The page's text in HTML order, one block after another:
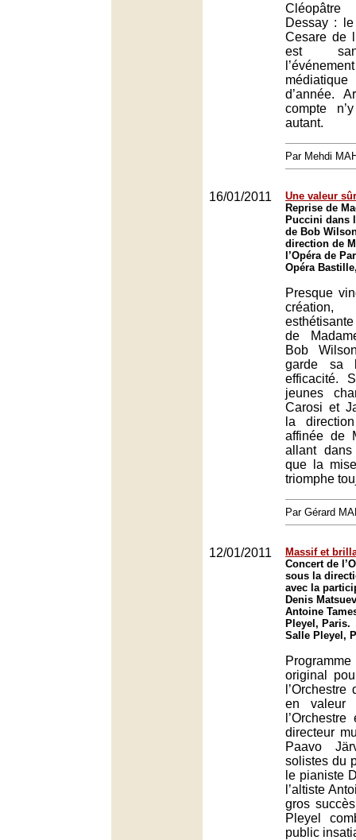
Dessay :
Cesare de
est
d’année.
compte
autant.
Par Mehdi
16/01/2011
Une valeur
Reprise de
Puccini dans
de Bob
direction de
l’Opéra de
Opéra
Presque
création,
de
Bob
garde sa
efficacité.
jeunes
Carosi et
la
affinée de
allant
que la
triomphe
Par Gérard
12/01/2011
Massif et
Concert de
sous la
avec la
Denis
Antoine
Pleyel, Paris.
Salle Pleyel,
original
en valeur
directeur
Paavo
solistes du
le pianiste
l’altiste
gros
Pleyel
public